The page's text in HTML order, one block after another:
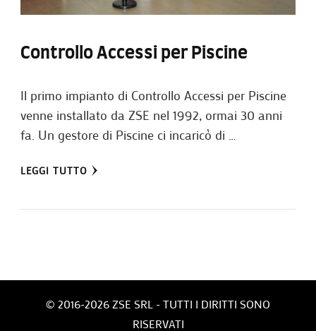
Controllo Accessi per Piscine
Il primo impianto di Controllo Accessi per Piscine
venne installato da ZSE nel 1992, ormai 30 anni
fa. Un gestore di Piscine ci incaricò di …
LEGGI TUTTO
© 2016-2026 ZSE SRL - TUTTI I DIRITTI SONO
RISERVATI